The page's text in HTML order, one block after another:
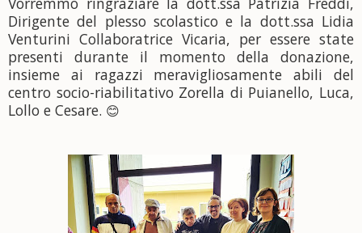
Dirigente del plesso scolastico e la dott.ssa Lidia
Venturini Collaboratrice Vicaria, per essere state
presenti durante il momento della donazione,
insieme ai ragazzi meravigliosamente abili del
centro socio-riabilitativo Zorella di Puianello, Luca,
Lollo e Cesare. 😊